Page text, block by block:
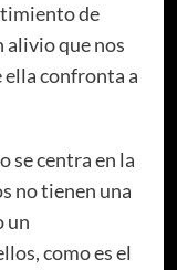
de
alivio que nos
ella confronta a
se centra en la
no tienen una
un
como es el